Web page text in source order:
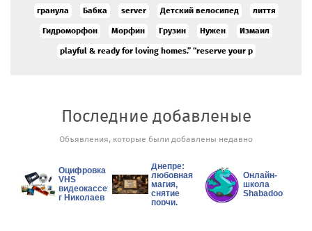
гранула Бабка server Детский велосипед лиття
Гидроморфон Морфин Грузин Нужен Измаил
playful & ready for loving homes.” “reserve your p
Последние добавленые
Объявления, которые были добавлены недавно
Оцифровка
VHS
видеокассет
г Николаев
Сильный
Днепре:
любовная
магия,
снятие
порчи,
Онлайн-
школа
Shabadoo